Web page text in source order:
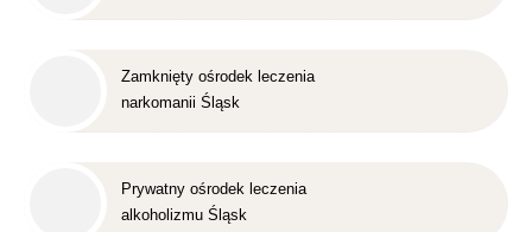
Zamknięty ośrodek leczenia
narkomanii Śląsk
Prywatny ośrodek leczenia
alkoholizmu Śląsk